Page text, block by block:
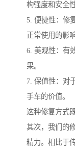
构强度和安全性
5. 便捷性：修
正常使用的影响
6. 美观性：有
果。
7. 保值性：对
手车的价值。
这种修复方式
其次，我们的
精力。相比于